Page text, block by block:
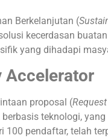
Berkelanjutan (
kecerdasan
yang dihadapi
Accelerator
proposal (
teknologi,
100 pendaftar, telah